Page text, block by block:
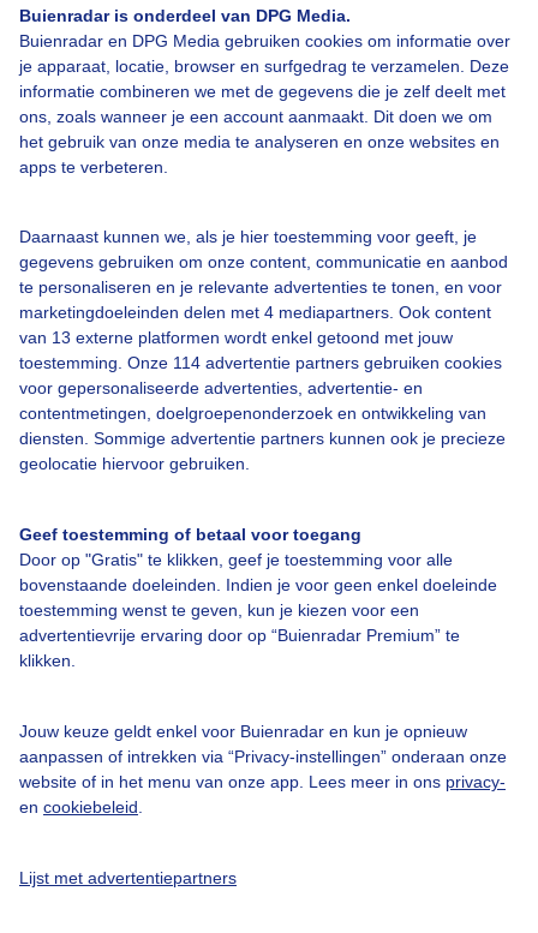
Buienradar is onderdeel van DPG Media.
Buienradar en DPG Media gebruiken cookies om informatie over
je apparaat, locatie, browser en surfgedrag te verzamelen. Deze
informatie combineren we met de gegevens die je zelf deelt met
ons, zoals wanneer je een account aanmaakt. Dit doen we om
het gebruik van onze media te analyseren en onze websites en
apps te verbeteren.
Daarnaast kunnen we, als je hier toestemming voor geeft, je
gegevens gebruiken om onze content, communicatie en aanbod
te personaliseren en je relevante advertenties te tonen, en voor
marketingdoeleinden delen met 4 mediapartners. Ook content
van 13 externe platformen wordt enkel getoond met jouw
toestemming. Onze 114 advertentie partners gebruiken cookies
voor gepersonaliseerde advertenties, advertentie- en
contentmetingen, doelgroepenonderzoek en ontwikkeling van
diensten. Sommige advertentie partners kunnen ook je precieze
geolocatie hiervoor gebruiken.
Geef toestemming of betaal voor toegang
Door op "Gratis" te klikken, geef je toestemming voor alle
bovenstaande doeleinden. Indien je voor geen enkel doeleinde
toestemming wenst te geven, kun je kiezen voor een
advertentievrije ervaring door op “Buienradar Premium” te
klikken.
Jouw keuze geldt enkel voor Buienradar en kun je opnieuw
aanpassen of intrekken via “Privacy-instellingen” onderaan onze
website of in het menu van onze app. Lees meer in ons privacy-
en cookiebeleid
Lijst met advertentiepartners
Bekijk slideshow
Over Buienradar
Bedrijfsgegevens
Contact
Gebruikersvoorwaarden
Buienradar Team
Privacy beleid
Cookie beleid
Gratis weerdata